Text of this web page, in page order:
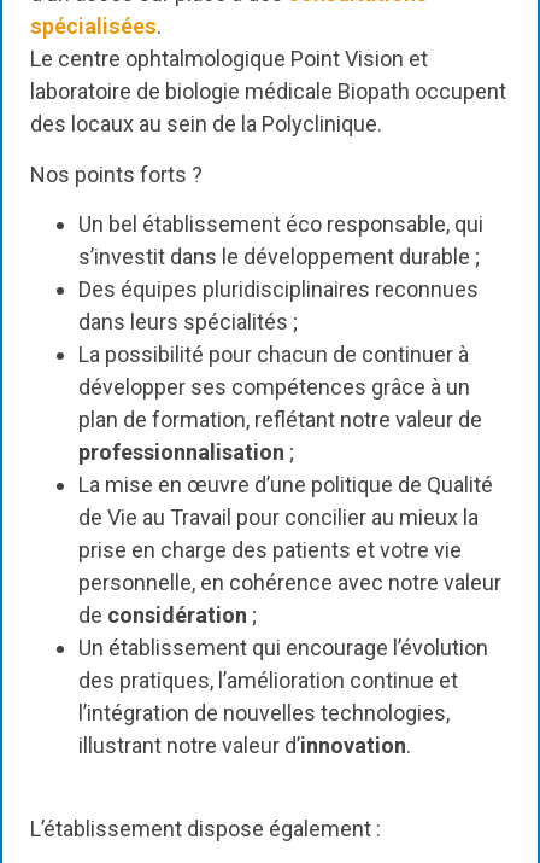
spécialisées.
Le centre ophtalmologique Point Vision et
laboratoire de biologie médicale Biopath occupent
des locaux au sein de la Polyclinique.
Nos points forts ?
Un bel établissement éco responsable, qui
s’investit dans le développement durable ;
Des équipes pluridisciplinaires reconnues
dans leurs spécialités ;
La possibilité pour chacun de continuer à
développer ses compétences grâce à un
plan de formation, reflétant notre valeur de
professionnalisation ;
La mise en œuvre d’une politique de Qualité
de Vie au Travail pour concilier au mieux la
prise en charge des patients et votre vie
personnelle, en cohérence avec notre valeur
de considération ;
Un établissement qui encourage l’évolution
des pratiques, l’amélioration continue et
l’intégration de nouvelles technologies,
illustrant notre valeur d’innovation.
L’établissement dispose également :